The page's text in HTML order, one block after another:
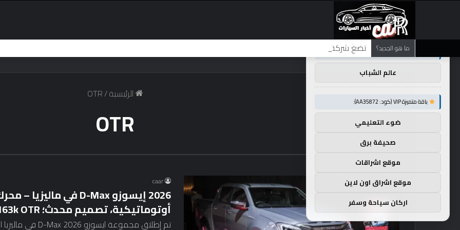
ما هو الجديد؟ تضع شركة BMW منافستها من الفئة G في حالة انتظار مع وصول الرياح المعاكسة في الصين إلى موطنها
الرئيسية/
OTR
OTR
caar
أوتوماتيكية، تصميم محدث؛ RM103k-RM163k OTR
توصيات :
باقة متميزة VIP (كود: AA86842):
عالم الشباب
باقة متميزة VIP (كود: AA35872):
ضوء التعليمي
صحيفة برق
موقع اشراقات
موقع اشراق اون لاين
اركان سياحة وسفر